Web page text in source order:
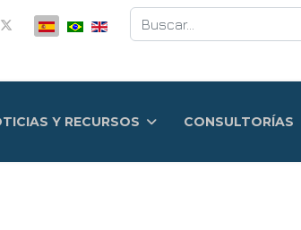
Buscar
Y RECURSOS CONSULTORÍAS